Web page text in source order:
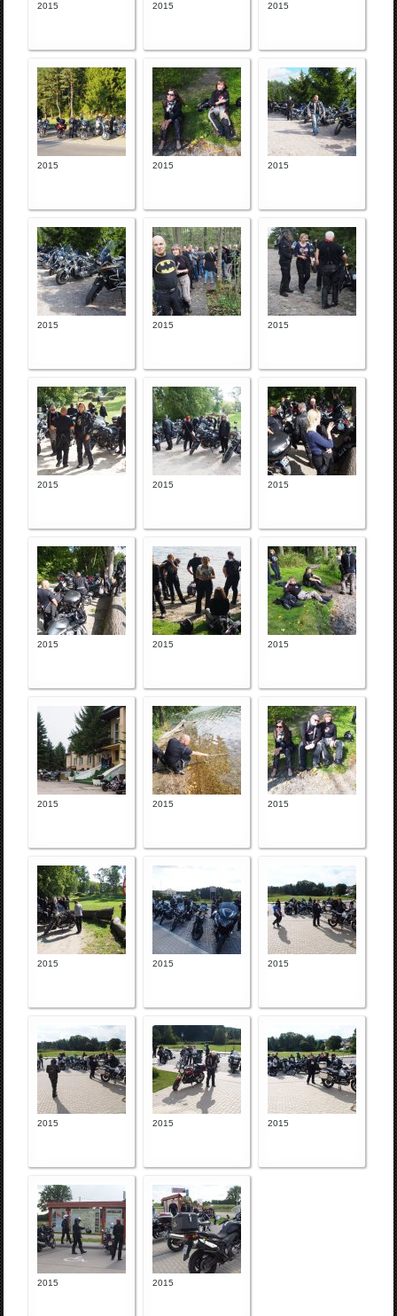
2015 2015 2015
2015 2015 2015
2015 2015 2015
2015 2015 2015
2015 2015 2015
2015 2015 2015
2015 2015 2015
2015 2015 2015
2015 2015